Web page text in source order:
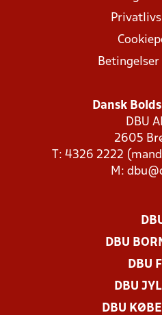
Dansk
DBU
2605
T: 4326 2222
M:
DBU
DBU
DBU
DBU